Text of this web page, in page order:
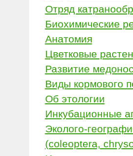
Отряд
Биохимические
Анатомия
Цветковые
Развитие
Виды кормового
Об этологии
Инкубационные
Эколого-
(coleoptera,